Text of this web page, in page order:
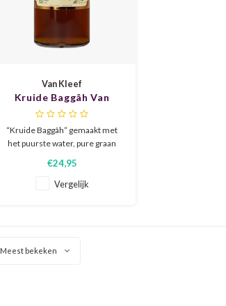
Van Kleef
Kruide Baggâh Van
Kleef 1,0L
“Kruide Baggâh” gemaakt met
het puurste water, pure graan
specerijen.
€24,95
Vergelijk
Meest bekeken